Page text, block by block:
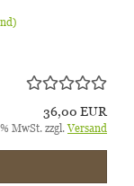
36,00 EUR
MwSt. zzgl.Versand